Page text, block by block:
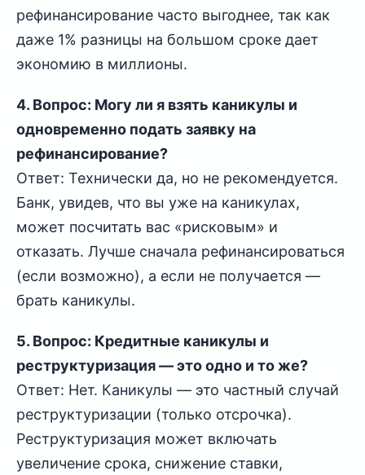
рефинансирование часто выгоднее, так как
даже 1% разницы на большом сроке дает
экономию в миллионы.
4. Вопрос: Могу ли я взять каникулы и
одновременно подать заявку на
рефинансирование?
Ответ: Технически да, но не рекомендуется.
Банк, увидев, что вы уже на каникулах,
может посчитать вас «рисковым» и
отказать. Лучше сначала рефинансироваться
(если возможно), а если не получается —
брать каникулы.
5. Вопрос: Кредитные каникулы и
реструктуризация — это одно и то же?
Ответ: Нет. Каникулы — это частный случай
реструктуризации (только отсрочка).
Реструктуризация может включать
увеличение срока, снижение ставки,